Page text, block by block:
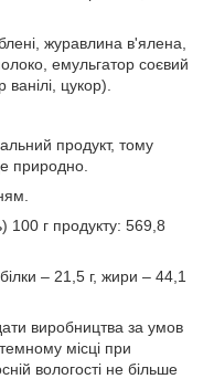
журавлина в'ялена,
емульгатор соєвий
цукор).
продукт, тому
природно.
100 г продукту: 569,8
– 21,5 г, жири – 44,1
виробництва за умов
місці при
вологості не більше